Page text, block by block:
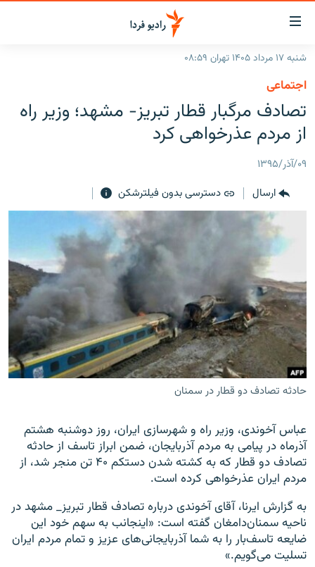
لینک‌های
قابلیت
دسترسی
بازگشت
منوی
اصلی
رفتن
صفحه
جستجو
ایران
جهان
برنامه‌های رادیویی
فرکانس‌ها
پادکست
چندرسانه‌ای
گزارش‌های تصویری
گزارش‌های ویدئویی
زنان فردا
English
به ما بپیوندید
زبان‌های دیگر
شنبه ۱۷ مرداد ۱۴۰۵ تهران ۰۸:۵۹
اجتماعی
تصادف مرگبار قطار تبریز- مشهد؛ وزیر راه
از مردم عذرخواهی کرد
۰۹/آذر/۱۳۹۵
ارسال
دسترسی بدون فیلترشکن
حادثه تصادف دو قطار در سمنان
عباس آخوندی، وزیر راه و شهرسازی ایران، روز دوشنبه هشتم
آذرماه در پیامی به مردم آذربایجان، ضمن ابراز تاسف از حادثه
تصادف دو قطار که به کشته شدن دستکم ۴۰ تن منجر شد، از
مردم ایران عذرخواهی کرده است.
به گزارش ایرنا، آقای آخوندی درباره تصادف قطار تبریز_ مشهد در
ناحیه سمنان‌دامغان گفته است: «اینجانب به سهم خود این
ضایعه تاسف‌بار را به شما آذربایجانی‌های عزیز و تمام مردم ایران
تسلیت می‌گویم.»